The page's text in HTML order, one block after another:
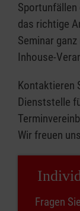
Sportunfällen
das richtige
Seminar
Inhouse-
Kontaktieren
Dienststelle
Wir freuen
Fragen